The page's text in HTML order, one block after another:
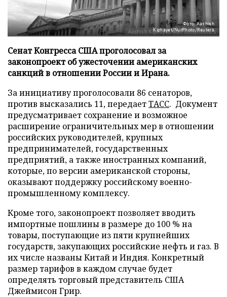
Фото: Aashish
Kiphayet/NurPhoto/Reuters
Сенат Конгресса США проголосовал за
законопроект об ужесточении американских
санкций в отношении России и Ирана.
За инициативу проголосовали 86 сенаторов,
против высказались 11, передаетТАСС. Документ
предусматривает сохранение и возможное
расширение ограничительных мер в отношении
российских руководителей, крупных
предпринимателей, государственных
предприятий, а также иностранных компаний,
которые, по версии американской стороны,
оказывают поддержку российскому военно-
промышленному комплексу.
Кроме того, законопроект позволяет вводить
импортные пошлины в размере до 100 % на
товары, поступающие из пяти крупнейших
государств, закупающих российские нефть и газ. В
их числе названы Китай и Индия. Конкретный
размер тарифов в каждом случае будет
определять торговый представитель США
Джеймисон Грир.